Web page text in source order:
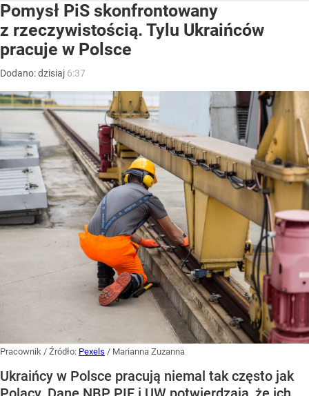
Pomysł PiS skonfrontowany
z rzeczywistością. Tylu Ukraińców
pracuje w Polsce
Dodano:dzisiaj 6:37
Pracownik / Źródło: Pexels / Marianna Zuzanna
Ukraińcy w Polsce pracują niemal tak często jak